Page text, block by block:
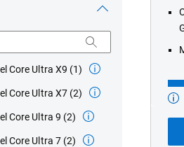
Core Ultra X9 (1)
Core Ultra X7 (2)
Core Ultra 9 (2)
Core Ultra 7 (2)